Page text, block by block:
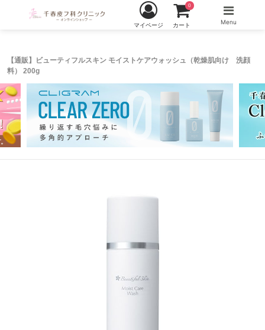
【通販】ビューティフルスキン モイストケアウォッシュ（乾燥肌向け 洗顔
料） 200g
マイページ カート
0
Menu